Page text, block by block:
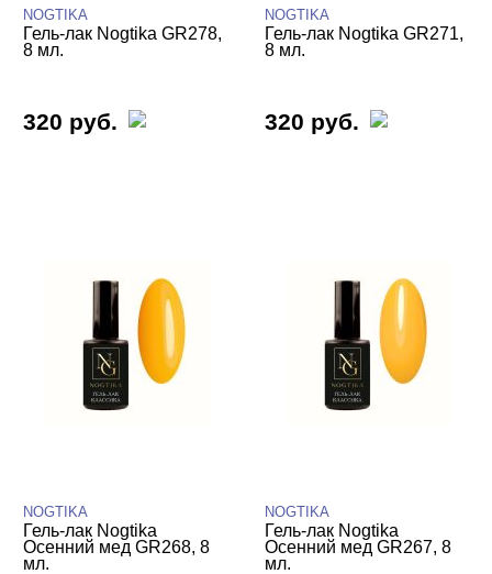
NOGTIKA
Гель-лак Nogtika GR278,
8 мл.
320 руб.
NOGTIKA
Гель-лак Nogtika GR271,
8 мл.
320 руб.
NOGTIKA
Гель-лак Nogtika
Осенний мед GR268, 8
мл.
NOGTIKA
Гель-лак Nogtika
Осенний мед GR267, 8
мл.